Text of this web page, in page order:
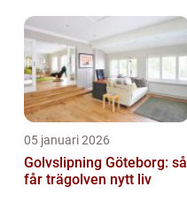
05 januari 2026
Golvslipning Göteborg: så
får trägolven nytt liv